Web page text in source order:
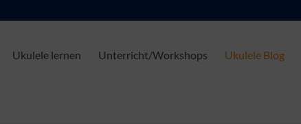
Ukulele lernen Unterricht/Workshops Ukulele Blog